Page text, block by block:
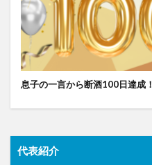
息子の一言から断酒100日達成！
代表紹介